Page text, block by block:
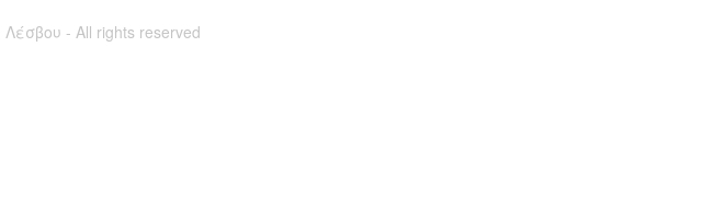
- All rights reserved